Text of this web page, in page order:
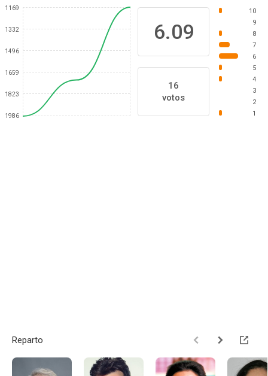
1169
1332
1496
1659
1823
1986
6.09
16
votos
10
9
8
7
6
5
4
3
2
1
Reparto